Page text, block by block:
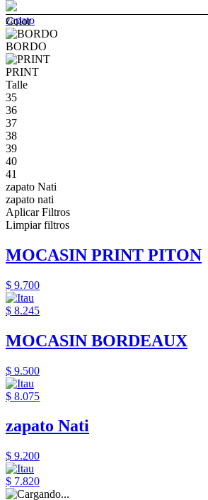
zapato
Color
BORDO
PRINT
Talle
35
36
37
38
39
40
41
zapato Nati
zapato nati
Aplicar Filtros
Limpiar filtros
MOCASIN PRINT PITON
$ 9.700
$ 8.245
MOCASIN BORDEAUX
$ 9.500
$ 8.075
zapato Nati
$ 9.200
$ 7.820